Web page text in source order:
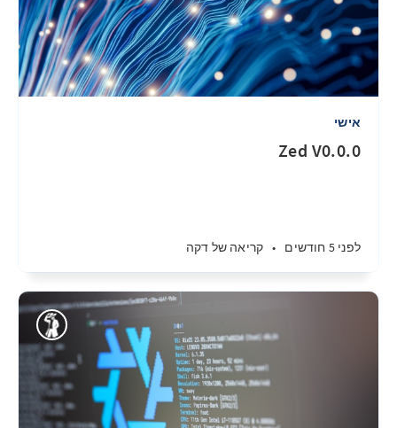
אישי
Zed V0.0.0
לפני 5 חודשים • קריאה של דקה